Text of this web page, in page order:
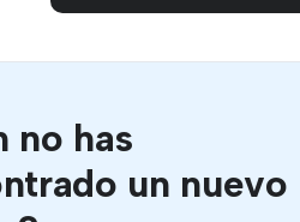
no has
un nuevo